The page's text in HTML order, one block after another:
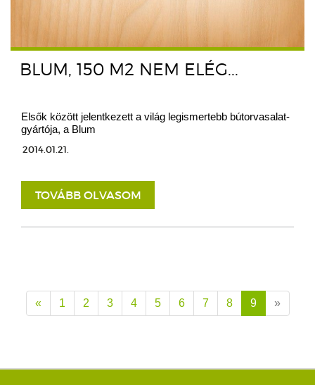
BLUM, 150 M2 NEM ELÉG...
Elsők között jelentkezett a világ legismertebb bútorvasalat-
gyártója, a Blum
2014.01.21.
TOVÁBB OLVASOM
« 1 2 3 4 5 6 7 8 9 »